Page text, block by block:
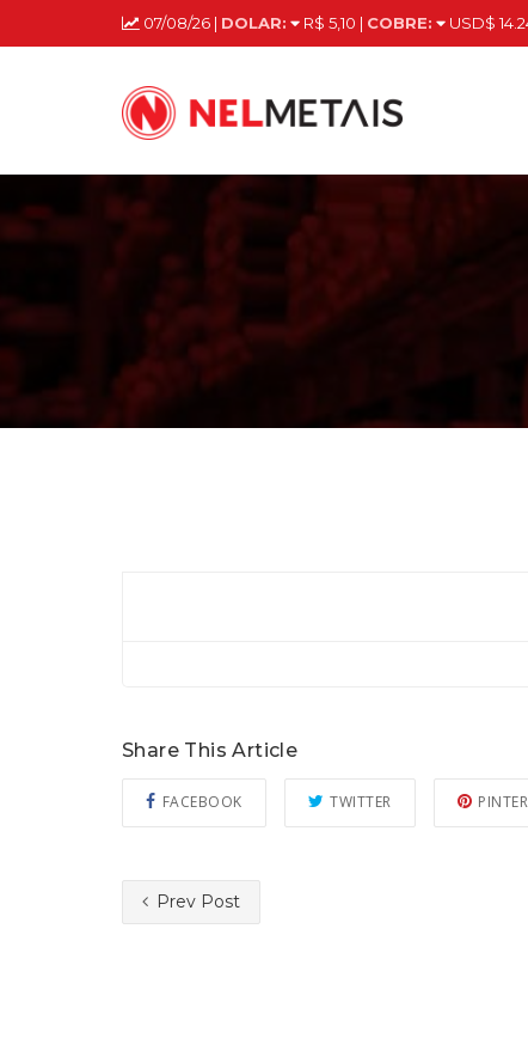
07/08/26 | DOLAR: R$ 5,10 | COBRE: USD$
Share This Article
FACEBOOK TWITTER
Prev Post